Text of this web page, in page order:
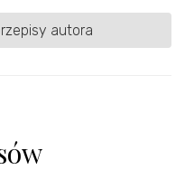
autora